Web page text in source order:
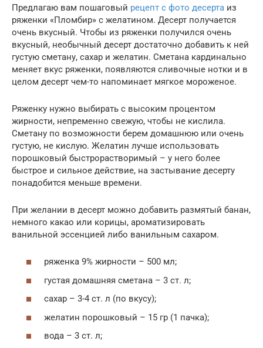
Предлагаю вам пошаговый рецепт с фото десерта из
ряженки «Пломбир» с желатином. Десерт получается
очень вкусный. Чтобы из ряженки получился очень
вкусный, необычный десерт достаточно добавить к ней
густую сметану, сахар и желатин. Сметана кардинально
меняет вкус ряженки, появляются сливочные нотки и в
целом десерт чем-то напоминает мягкое мороженое.
Ряженку нужно выбирать с высоким процентом
жирности, непременно свежую, чтобы не кислила.
Сметану по возможности берем домашнюю или очень
густую, не кислую. Желатин лучше использовать
порошковый быстрорастворимый – у него более
быстрое и сильное действие, на застывание десерту
понадобится меньше времени.
При желании в десерт можно добавить размятый банан,
немного какао или корицы, ароматизировать
ванильной эссенцией либо ванильным сахаром.
ряженка 9% жирности – 500 мл;
густая домашняя сметана – 3 ст. л;
сахар – 3-4 ст. л (по вкусу);
желатин порошковый – 15 гр (1 пачка);
вода – 3 ст. л;